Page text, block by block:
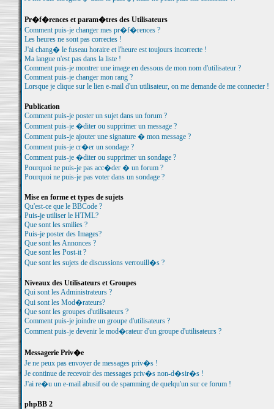
Pr�f�rences et param�tres des Utilisateurs
Comment puis-je changer mes pr�f�rences ?
Les heures ne sont pas correctes !
J'ai chang� le fuseau horaire et l'heure est toujours incorrecte !
Ma langue n'est pas dans la liste !
Comment puis-je montrer une image en dessous de mon nom d'utilisateur ?
Comment puis-je changer mon rang ?
Lorsque je clique sur le lien e-mail d'un utilisateur, on me demande de me connecter !
Publication
Comment puis-je poster un sujet dans un forum ?
Comment puis-je �diter ou supprimer un message ?
Comment puis-je ajouter une signature � mon message ?
Comment puis-je cr�er un sondage ?
Comment puis-je �diter ou supprimer un sondage ?
Pourquoi ne puis-je pas acc�der � un forum ?
Pourquoi ne puis-je pas voter dans un sondage ?
Mise en forme et types de sujets
Qu'est-ce que le BBCode ?
Puis-je utiliser le HTML?
Que sont les smilies ?
Puis-je poster des Images?
Que sont les Annonces ?
Que sont les Post-it ?
Que sont les sujets de discussions verrouill�s ?
Niveaux des Utilisateurs et Groupes
Qui sont les Administrateurs ?
Qui sont les Mod�rateurs?
Que sont les groupes d'utilisateurs ?
Comment puis-je joindre un groupe d'utilisateurs ?
Comment puis-je devenir le mod�rateur d'un groupe d'utilisateurs ?
Messagerie Priv�e
Je ne peux pas envoyer de messages priv�s !
Je continue de recevoir des messages priv�s non-d�sir�s !
J'ai re�u un e-mail abusif ou de spamming de quelqu'un sur ce forum !
phpBB 2